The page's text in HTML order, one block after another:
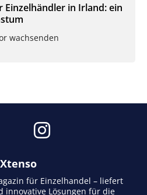
Einzelhändler in Irland: ein
wachsenden
für Einzelhandel – liefert
innovative Lösungen für die